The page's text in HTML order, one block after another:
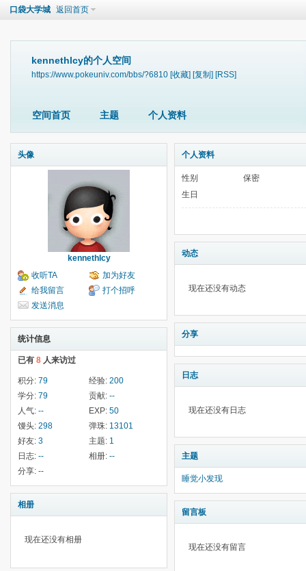
口袋大学城 返回首页
kennethlcy的个人空间
https://www.pokeuniv.com/bbs/?6810 [收藏] [复制] [RSS]
空间首页 主题 个人资料
头像
kennethlcy
收听TA
加为好友
给我留言
打个招呼
发送消息
统计信息
已有 8 人来访过
积分: 79 经验: 200
学分: 79 贡献: --
人气: -- EXP: 50
馒头: 298 弹珠: 13101
好友: 3 主题: 1
日志: -- 相册: --
分享: --
相册
现在还没有相册
个人资料
性别
保密
生日
动态
现在还没有动态
分享
日志
现在还没有日志
主题
睡觉小发现
留言板
现在还没有留言